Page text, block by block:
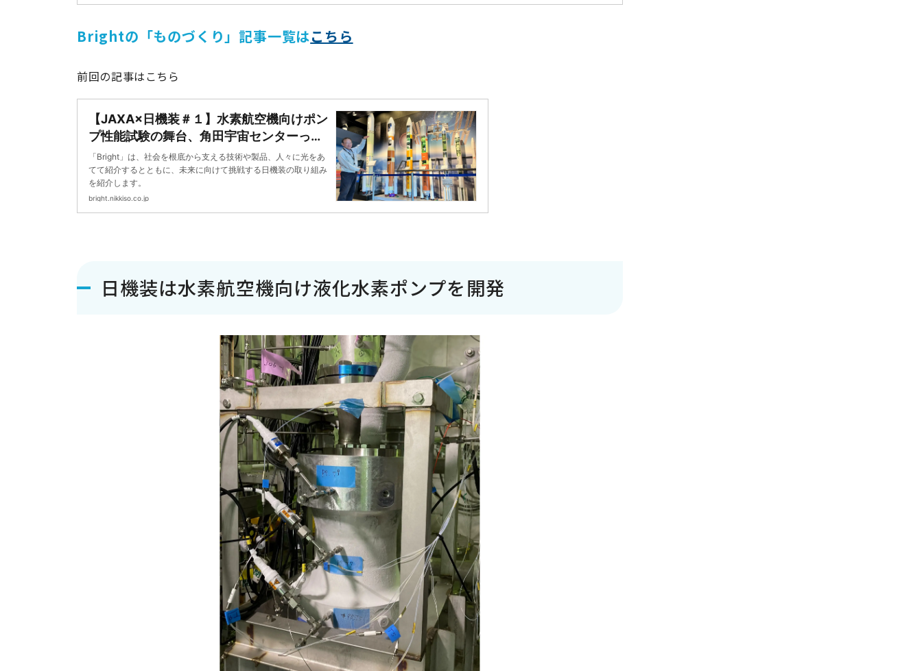
Brightの「ものづくり」記事一覧はこちら
前回の記事はこちら
【JAXA×日機装＃１】水素航空機向けポン
プ性能試験の舞台、角田宇宙センターって
どんな施設？ ｜Bright
「Bright」は、社会を根底から支える技術や製品、人々に光をあ
てて紹介するとともに、未来に向けて挑戦する日機装の取り組み
を紹介します。
bright.nikkiso.co.jp
日機装は水素航空機向け液化水素ポンプを開発